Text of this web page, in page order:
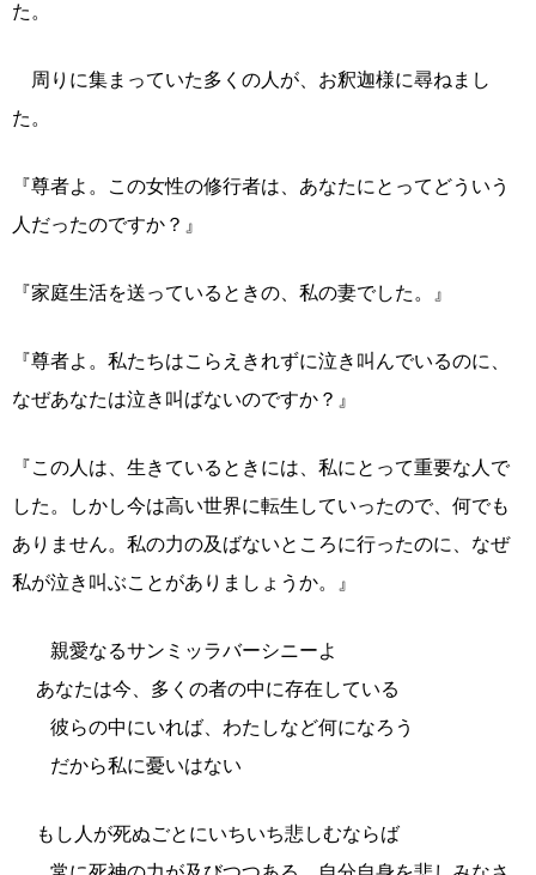
た。
周りに集まっていた多くの人が、お釈迦様に尋ねまし
た。
『尊者よ。この女性の修行者は、あなたにとってどういう
人だったのですか？』
『家庭生活を送っているときの、私の妻でした。』
『尊者よ。私たちはこらえきれずに泣き叫んでいるのに、
なぜあなたは泣き叫ばないのですか？』
『この人は、生きているときには、私にとって重要な人で
した。しかし今は高い世界に転生していったので、何でも
ありません。私の力の及ばないところに行ったのに、なぜ
私が泣き叫ぶことがありましょうか。』
親愛なるサンミッラバーシニーよ
あなたは今、多くの者の中に存在している
彼らの中にいれば、わたしなど何になろう
だから私に憂いはない
もし人が死ぬごとにいちいち悲しむならば